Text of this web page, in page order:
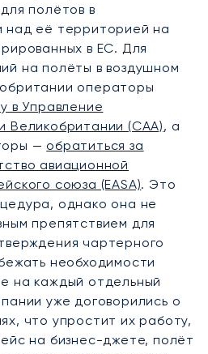
полётов в
над её территорией на
в ЕС. Для
на полёты в воздушном
операторы
в Управление
Великобритании (CAA), а
— обратиться за
авиационной
союза (EASA). Это
однако она не
препятствием для
чартерного
необходимости
на каждый отдельный
уже договорились о
что упростит их работу,
на бизнес-джете, полёт